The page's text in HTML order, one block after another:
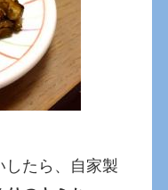
したら、自家製